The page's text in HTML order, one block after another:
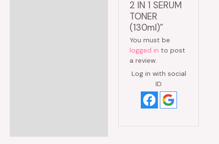
2 IN 1 SERUM
TONER
(130ml)”
You must be
logged in to post
a review.
Log in with social
ID